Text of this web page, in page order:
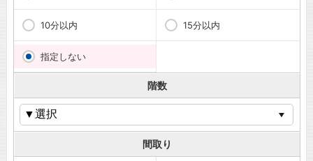
10分以内 15分以内
指定しない
階数
間取り